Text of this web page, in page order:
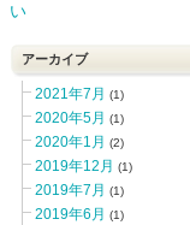
い
アーカイブ
2021年7月 (1)
2020年5月 (1)
2020年1月 (2)
2019年12月 (1)
2019年7月 (1)
2019年6月 (1)